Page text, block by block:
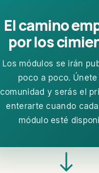
El camino
por los
Los módulos se irán
poco a poco. Únete
comunidad y serás el
enterarte cuando
módulo esté